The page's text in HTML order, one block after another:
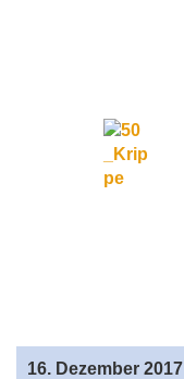
16. Dezember 2017